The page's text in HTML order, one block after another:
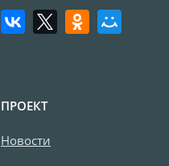
ПРОЕКТ
Новости